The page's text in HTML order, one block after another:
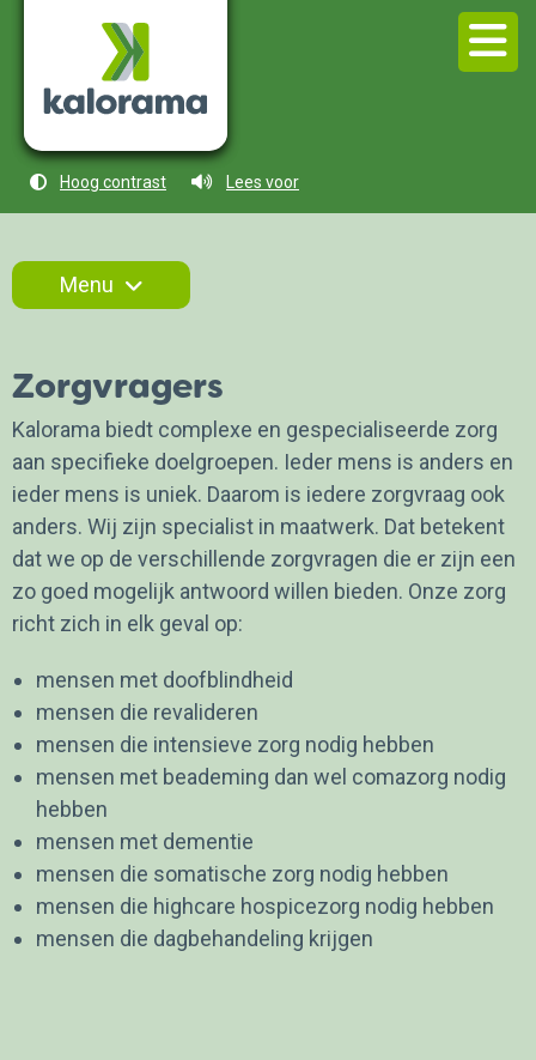
Hoog contrast Lees voor
Menu
Professionals
Zorgvragers
Zorgvragers
Kalorama biedt complexe en gespecialiseerde zorg
aan specifieke doelgroepen. Ieder mens is anders en
ieder mens is uniek. Daarom is iedere zorgvraag ook
anders. Wij zijn specialist in maatwerk. Dat betekent
dat we op de verschillende zorgvragen die er zijn een
zo goed mogelijk antwoord willen bieden. Onze zorg
richt zich in elk geval op:
mensen met doofblindheid
mensen die revalideren
mensen die intensieve zorg nodig hebben
mensen met beademing dan wel comazorg nodig
hebben
mensen met dementie
mensen die somatische zorg nodig hebben
mensen die highcare hospicezorg nodig hebben
mensen die dagbehandeling krijgen